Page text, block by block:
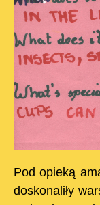
Pod opieką
doskonaliły